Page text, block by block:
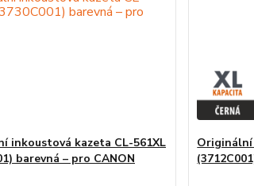
inkoustová kazeta CL-561XL
barevná – pro CANON
Originální